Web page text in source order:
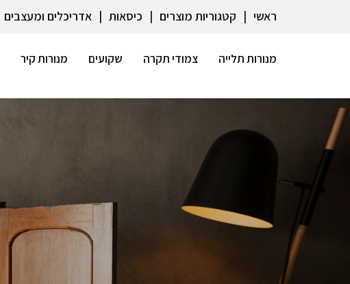
ראשי קטגוריות מוצרים כיסאות אדריכלים ומעצבים
מנורות תלייה צמודי תקרה שקועים מנורות קיר